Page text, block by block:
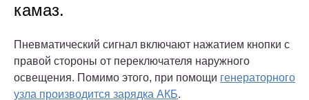
камаз.
Пневматический сигнал включают нажатием кнопки с
правой стороны от переключателя наружного
освещения. Помимо этого, при помощи генераторного
узла производится зарядка АКБ.